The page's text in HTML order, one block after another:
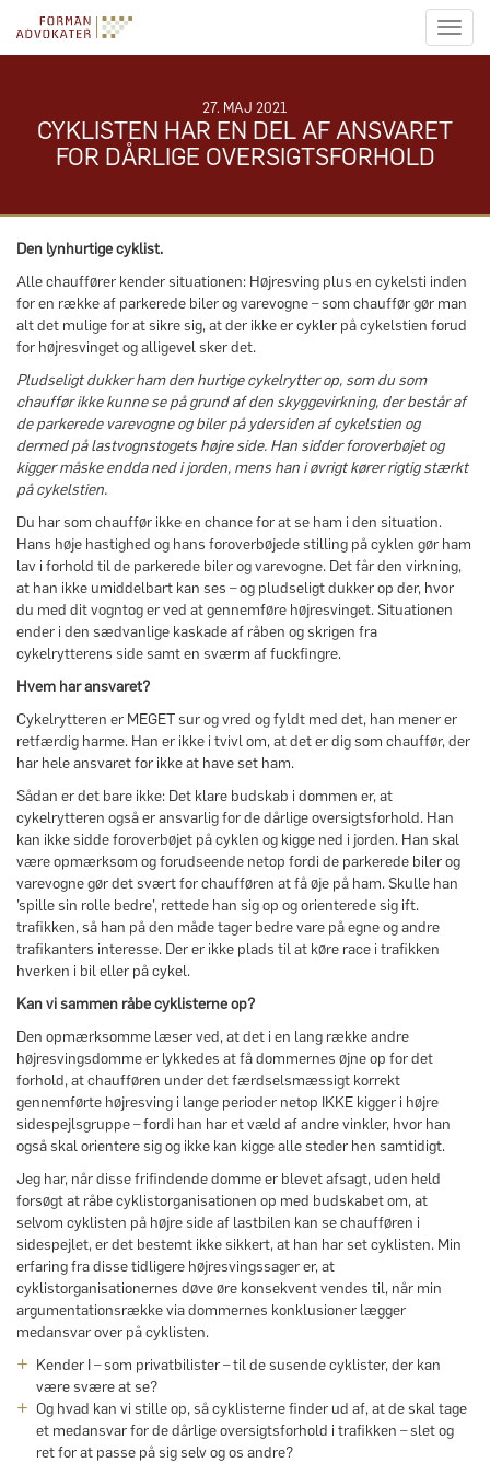
Toggle
27. MAJ 2021
CYKLISTEN HAR EN DEL AF ANSVARET
FOR DÅRLIGE OVERSIGTSFORHOLD
Den lynhurtige cyklist.
Alle chauffører kender situationen: Højresving plus en cykelsti inden
for en række af parkerede biler og varevogne – som chauffør gør man
alt det mulige for at sikre sig, at der ikke er cykler på cykelstien forud
for højresvinget og alligevel sker det.
Pludseligt dukker ham den hurtige cykelrytter op, som du som
chauffør ikke kunne se på grund af den skyggevirkning, der består af
de parkerede varevogne og biler på ydersiden af cykelstien og
dermed på lastvognstogets højre side. Han sidder foroverbøjet og
kigger måske endda ned i jorden, mens han i øvrigt kører rigtig stærkt
på cykelstien.
Du har som chauffør ikke en chance for at se ham i den situation.
Hans høje hastighed og hans foroverbøjede stilling på cyklen gør ham
lav i forhold til de parkerede biler og varevogne. Det får den virkning,
at han ikke umiddelbart kan ses – og pludseligt dukker op der, hvor
du med dit vogntog er ved at gennemføre højresvinget. Situationen
ender i den sædvanlige kaskade af råben og skrigen fra
cykelrytterens side samt en sværm af fuckfingre.
Hvem har ansvaret?
Cykelrytteren er MEGET sur og vred og fyldt med det, han mener er
retfærdig harme. Han er ikke i tvivl om, at det er dig som chauffør, der
har hele ansvaret for ikke at have set ham.
Sådan er det bare ikke: Det klare budskab i dommen er, at
cykelrytteren også er ansvarlig for de dårlige oversigtsforhold. Han
kan ikke sidde foroverbøjet på cyklen og kigge ned i jorden. Han skal
være opmærksom og forudseende netop fordi de parkerede biler og
varevogne gør det svært for chaufføren at få øje på ham. Skulle han
’spille sin rolle bedre’, rettede han sig op og orienterede sig ift.
trafikken, så han på den måde tager bedre vare på egne og andre
trafikanters interesse. Der er ikke plads til at køre race i trafikken
hverken i bil eller på cykel.
Kan vi sammen råbe cyklisterne op?
Den opmærksomme læser ved, at det i en lang række andre
højresvingsdomme er lykkedes at få dommernes øjne op for det
forhold, at chaufføren under det færdselsmæssigt korrekt
gennemførte højresving i lange perioder netop IKKE kigger i højre
sidespejlsgruppe – fordi han har et væld af andre vinkler, hvor han
også skal orientere sig og ikke kan kigge alle steder hen samtidigt.
Jeg har, når disse frifindende domme er blevet afsagt, uden held
forsøgt at råbe cyklistorganisationen op med budskabet om, at
selvom cyklisten på højre side af lastbilen kan se chaufføren i
sidespejlet, er det bestemt ikke sikkert, at han har set cyklisten. Min
erfaring fra disse tidligere højresvingssager er, at
cyklistorganisationernes døve øre konsekvent vendes til, når min
argumentationsrække via dommernes konklusioner lægger
medansvar over på cyklisten.
Kender I – som privatbilister – til de susende cyklister, der kan
være svære at se?
Og hvad kan vi stille op, så cyklisterne finder ud af, at de skal tage
et medansvar for de dårlige oversigtsforhold i trafikken – slet og
ret for at passe på sig selv og os andre?